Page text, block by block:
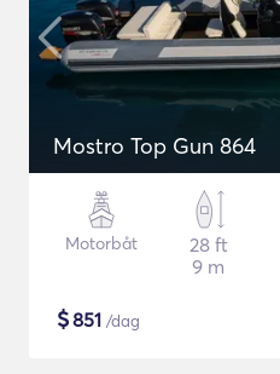
Mostro Top Gun 864
Motorbåt
28 ft
9 m
$851 /dag